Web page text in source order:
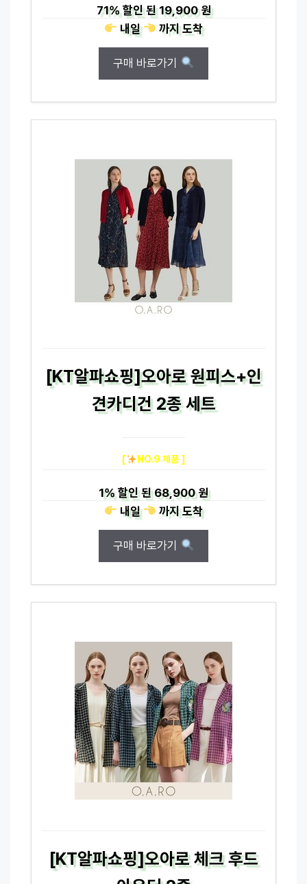
71%할인 된19,900 원
내일
까지도착
구매 바로가기
[KT알파쇼핑]오아로 원피스+인
견카디건 2종 세트
[ NO.9 제품 ]
1%할인 된68,900 원
내일
까지도착
구매 바로가기
[KT알파쇼핑]오아로 체크 후드